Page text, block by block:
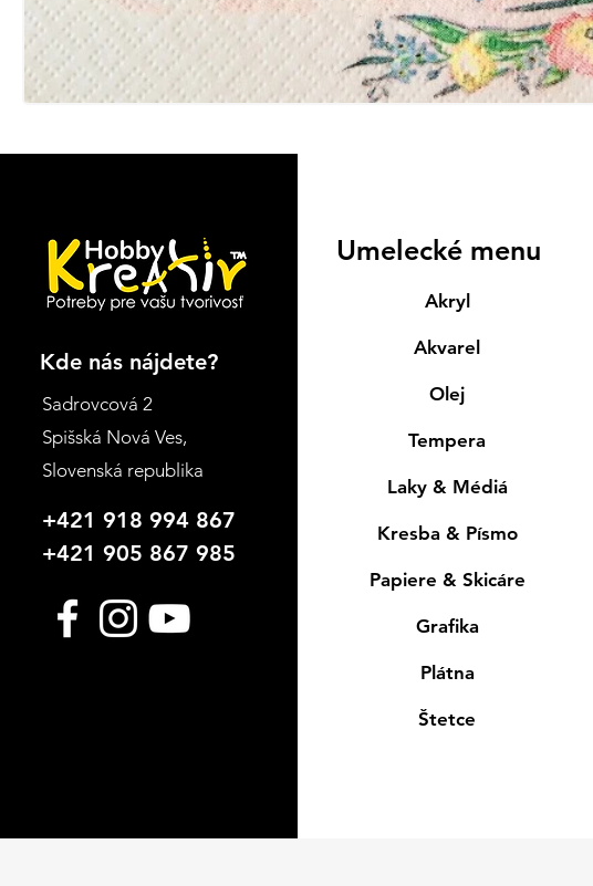
Kde nás nájdete?
Sadrovcová 2
Spišská Nová Ves,
Slovenská republika
+421 918 994 867
+421 905 867 985
Umelecké menu
Akryl
Akvarel
Olej
Tempera
Laky & Médiá
Kresba & Písmo
Papiere & Skicáre
Grafika
Plátna
Štetce